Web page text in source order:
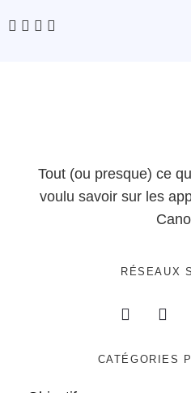
Tout (ou presque) ce
voulu savoir sur les
RÉSEAUX
CATÉGORIES